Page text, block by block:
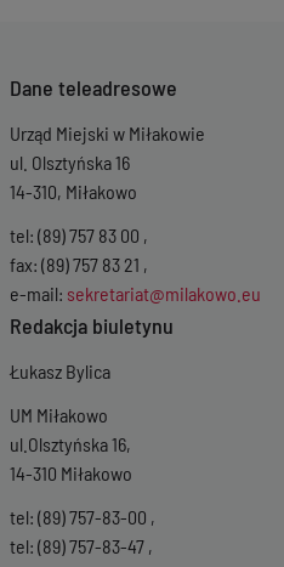
Dane teleadresowe
Urząd Miejski w Miłakowie
ul. Olsztyńska 16
14-310, Miłakowo
tel: (89) 757 83 00 ,
fax: (89) 757 83 21 ,
e-mail: sekretariat@milakowo.eu
Redakcja biuletynu
Łukasz Bylica
UM Miłakowo
ul.Olsztyńska 16,
14-310 Miłakowo
tel: (89) 757-83-00 ,
tel: (89) 757-83-47 ,